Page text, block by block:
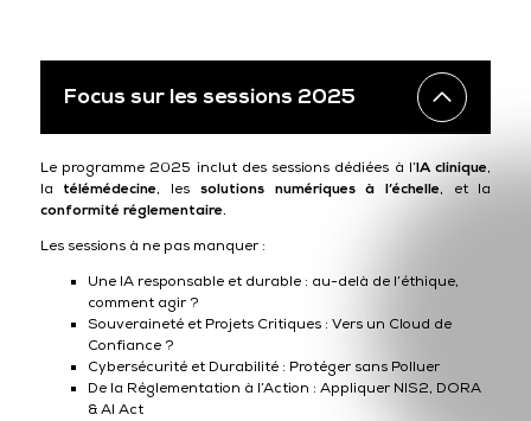
Focus sur les sessions 2025
Le programme 2025 inclut des sessions dédiées à l’IA clinique,
la télémédecine, les solutions numériques à l’échelle, et la
conformité réglementaire.
Les sessions à ne pas manquer :
Une IA responsable et durable : au-delà de l’éthique,
comment agir ?
Souveraineté et Projets Critiques : Vers un Cloud de
Confiance ?
Cybersécurité et Durabilité : Protéger sans Polluer
De la Réglementation à l’Action : Appliquer NIS2, DORA
& AI Act